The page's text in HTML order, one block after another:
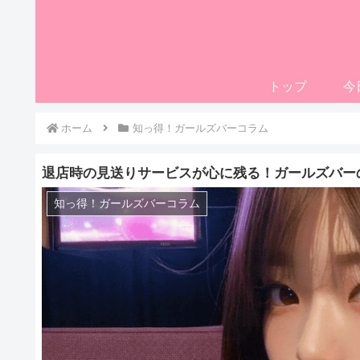
トップ 今
ホーム 知っ得！ガールズバーコラム
退店時の見送りサービスが心に残る！ガールズバ
知っ得！ガールズバーコラム